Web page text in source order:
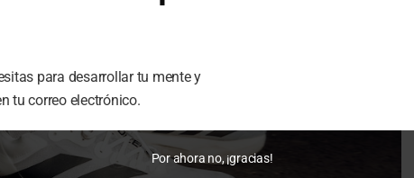
para desarrollar tu mente y
tu correo electrónico.
Por ahora no, ¡gracias!